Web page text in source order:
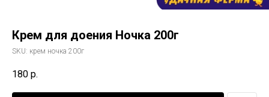
Крем для доения Ночка 200г
SKU: крем ночка 200г
180 р.